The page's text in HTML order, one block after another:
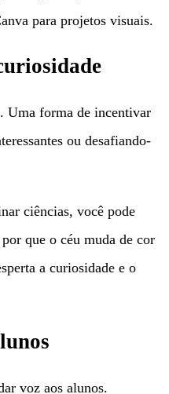
para projetos visuais.
Uma forma de incentivar
ou desafiando-
ciências, você pode
que o céu muda de cor
a curiosidade e o
voz aos alunos.